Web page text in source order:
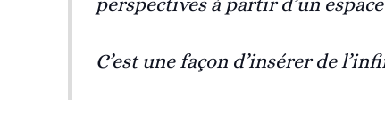
C’est une façon d’insérer de